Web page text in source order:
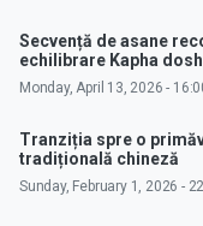
Secvență de asane
echilibrare Kapha
Monday, April 13, 2026 -
Tranziția spre o
tradițională chineză
Sunday, February 1, 2026 -